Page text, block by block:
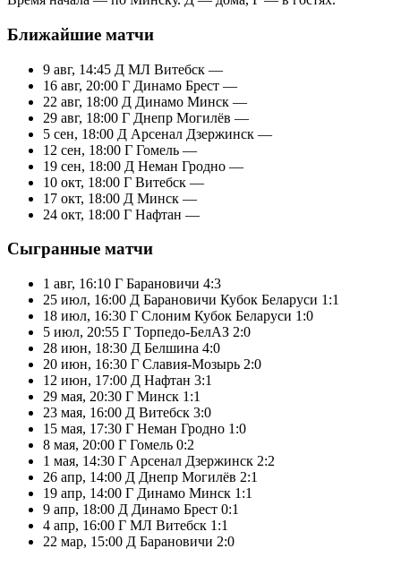
Ближайшие матчи
9 авг, 14:45 Д МЛ Витебск —
16 авг, 20:00 Г Динамо Брест —
22 авг, 18:00 Д Динамо Минск —
29 авг, 18:00 Г Днепр Могилёв —
5 сен, 18:00 Д Арсенал Дзержинск —
12 сен, 18:00 Г Гомель —
19 сен, 18:00 Д Неман Гродно —
10 окт, 18:00 Г Витебск —
17 окт, 18:00 Д Минск —
24 окт, 18:00 Г Нафтан —
Сыгранные матчи
1 авг, 16:10 Г Барановичи 4:3
25 июл, 16:00 Д Барановичи Кубок Беларуси 1:1
18 июл, 16:30 Г Слоним Кубок Беларуси 1:0
5 июл, 20:55 Г Торпедо-БелАЗ 2:0
28 июн, 18:30 Д Белшина 4:0
20 июн, 16:30 Г Славия-Мозырь 2:0
12 июн, 17:00 Д Нафтан 3:1
29 мая, 20:30 Г Минск 1:1
23 мая, 16:00 Д Витебск 3:0
15 мая, 17:30 Г Неман Гродно 1:0
8 мая, 20:00 Г Гомель 0:2
1 мая, 14:30 Г Арсенал Дзержинск 2:2
26 апр, 14:00 Д Днепр Могилёв 2:1
19 апр, 14:00 Г Динамо Минск 1:1
9 апр, 18:00 Д Динамо Брест 0:1
4 апр, 16:00 Г МЛ Витебск 1:1
22 мар, 15:00 Д Барановичи 2:0